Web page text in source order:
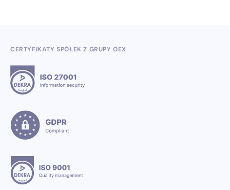
CERTYFIKATY SPÓŁEK Z GRUPY OEX